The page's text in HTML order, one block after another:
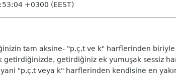
+0300 (EEST)
tam aksine- "p,ç,t ve k" harflerinden biriyle
getirdiğiniz ek yumuşak sessiz
"p,ç,t veya k" harflerinden kendisine en